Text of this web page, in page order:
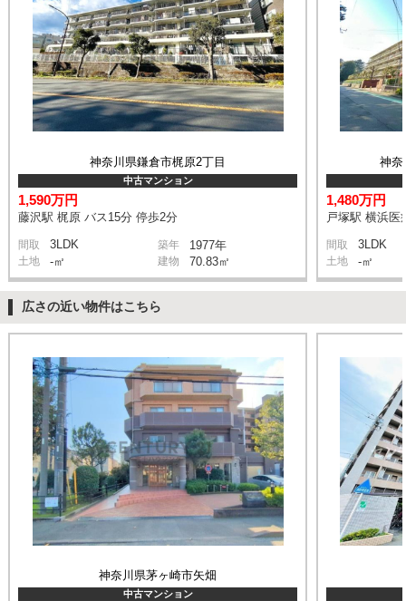
神奈川県鎌倉市梶原2丁目
中古マンション
1,590万円
藤沢駅 梶原 バス15分 停歩2分
間取 3LDK 築年 1977年
土地 -㎡ 建物 70.83㎡
神奈
1,480万円
戸塚駅 横浜医
間取 3LDK
土地 -㎡
広さの近い物件はこちら
神奈川県茅ヶ崎市矢畑
中古マンション